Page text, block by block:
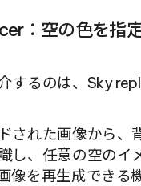
：空の色を指
するのは、Sky
された画像から、
し、任意の空のイ
像を再生成できる